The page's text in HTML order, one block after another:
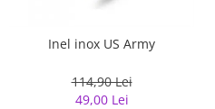
Inel inox US Army
114,90 Lei
49,00 Lei